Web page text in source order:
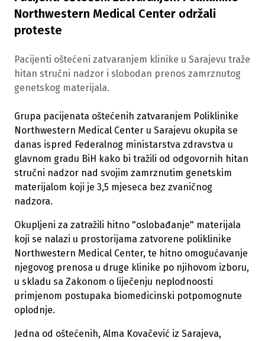
Northwestern Medical Center održali
proteste
Pacijenti oštećeni zatvaranjem klinike u Sarajevu traže
hitan stručni nadzor i slobodan prenos zamrznutog
genetskog materijala.
Grupa pacijenata oštećenih zatvaranjem Poliklinike
Northwestern Medical Center u Sarajevu okupila se
danas ispred Federalnog ministarstva zdravstva u
glavnom gradu BiH kako bi tražili od odgovornih hitan
stručni nadzor nad svojim zamrznutim genetskim
materijalom koji je 3,5 mjeseca bez zvaničnog
nadzora.
Okupljeni za zatražili hitno "oslobađanje" materijala
koji se nalazi u prostorijama zatvorene poliklinike
Northwestern Medical Center, te hitno omogućavanje
njegovog prenosa u druge klinike po njihovom izboru,
u skladu sa Zakonom o liječenju neplodnoosti
primjenom postupaka biomedicinski potpomognute
oplodnje.
Jedna od oštećenih, Alma Kovačević iz Sarajeva,